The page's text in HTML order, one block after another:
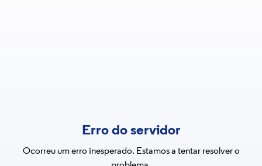
Erro do servidor
Ocorreu um erro inesperado. Estamos a tentar resolver o